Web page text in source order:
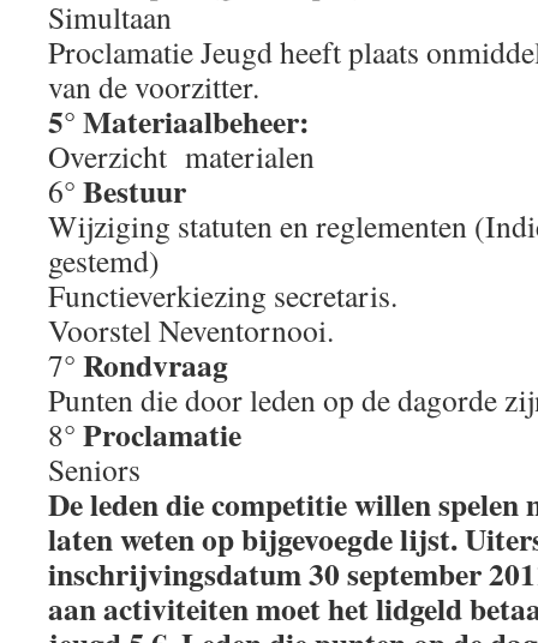
Simultaan
Proclamatie Jeugd heeft plaats
van de voorzitter.
5° Materiaalbeheer:
Overzicht materialen
6° Bestuur
Wijziging statuten en reglementen
gestemd)
Functieverkiezing secretaris.
Voorstel Neventornooi.
7° Rondvraag
Punten die door leden op de dagorde
8° Proclamatie
Seniors
De leden die competitie willen
laten wetenop bijgevoegde lijst.
inschrijvingsdatum 30 september
aan activiteiten moet het lidgeld